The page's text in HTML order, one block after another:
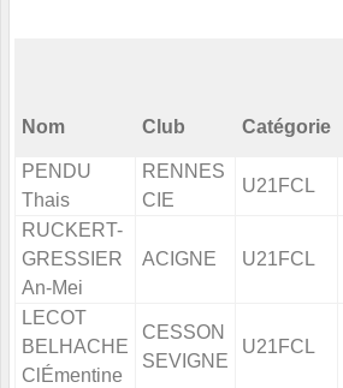
Nom Club Catégorie
PENDU
Thais
RENNES
CIE
U21FCL
RUCKERT-
GRESSIER
An-Mei
ACIGNE U21FCL
LECOT
BELHACHE
ClÉmentine
CESSON
SEVIGNE
U21FCL